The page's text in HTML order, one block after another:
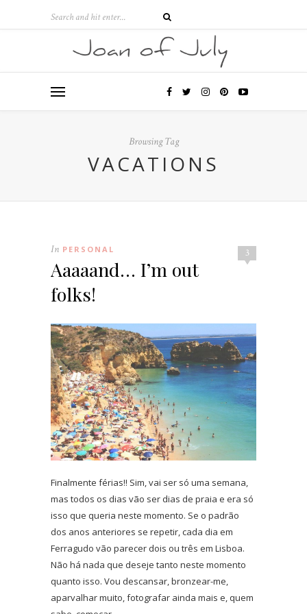
Browsing Tag
VACATIONS
3
In PERSONAL
Aaaaand… I’m out
folks!
Finalmente férias!! Sim, vai ser só uma semana,
mas todos os dias vão ser dias de praia e era só
isso que queria neste momento. Se o padrão
dos anos anteriores se repetir, cada dia em
Ferragudo vão parecer dois ou três em Lisboa.
Não há nada que deseje tanto neste momento
quanto isso. Vou descansar, bronzear-me,
aparvalhar muito, fotografar ainda mais e, quem